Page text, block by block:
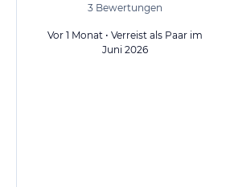
3Bewertungen
Vor 1 Monat • Verreist als Paar im
Juni 2026